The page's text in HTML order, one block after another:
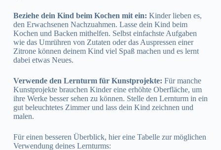
Beziehe dein Kind beim Kochen mit ein: Kinder lieben es,
den Erwachsenen Nachzuahmen. Lasse dein Kind beim
Kochen und Backen mithelfen. Selbst einfachste Aufgaben
wie das Umrühren von Zutaten oder das Auspressen einer
Zitrone können deinem Kind viel Spaß machen und es lernt
dabei etwas Neues.
Verwende den Lernturm für Kunstprojekte: Für manche
Kunstprojekte brauchen Kinder eine erhöhte Oberfläche, um
ihre Werke besser sehen zu können. Stelle den Lernturm in ein
gut beleuchtetes Zimmer und lass dein Kind zeichnen und
malen.
Für einen besseren Überblick, hier eine Tabelle zur möglichen
Verwendung deines Lernturms: